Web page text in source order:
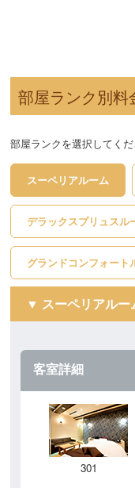
部屋ランク別料
部屋ランクを選択してくだ
スーペリアルーム
デラックスプリュスル
グランドコンフォート
スーペリアルー
客室詳細
301